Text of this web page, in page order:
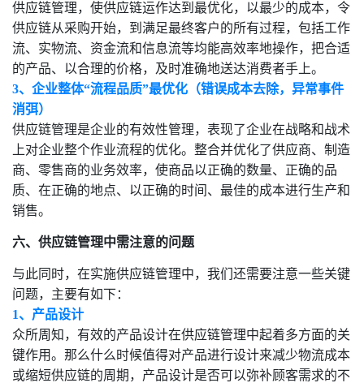
供应链管理，使供应链运作达到最优化，以最少的成本，令
供应链从采购开始，到满足最终客户的所有过程，包括工作
流、实物流、资金流和信息流等均能高效率地操作，把合适
的产品、以合理的价格，及时准确地送达消费者手上。
3、企业整体“流程品质”最优化（错误成本去除，异常事件
消弭）
供应链管理是企业的有效性管理，表现了企业在战略和战术
上对企业整个作业流程的优化。整合并优化了供应商、制造
商、零售商的业务效率，使商品以正确的数量、正确的品
质、在正确的地点、以正确的时间、最佳的成本进行生产和
销售。
六、 供应链管理中需注意的问题
与此同时，在实施供应链管理中，我们还需要注意一些关键
问题，主要有如下：
1、产品设计
众所周知，有效的产品设计在供应链管理中起着多方面的关
键作用。那么什么时候值得对产品进行设计来减少物流成本
或缩短供应链的周期，产品设计是否可以弥补顾客需求的不